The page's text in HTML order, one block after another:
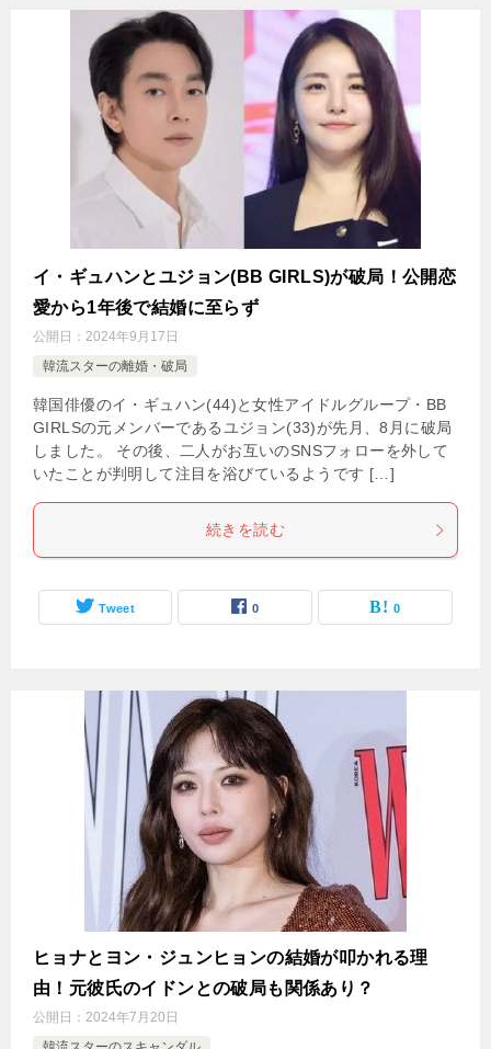
イ・ギュハンとユジョン(BB GIRLS)が破局！公開恋
愛から1年後で結婚に至らず
公開日： 2024年9月17日
韓流スターの離婚・破局
韓国俳優のイ・ギュハン(44)と女性アイドルグループ・BB
GIRLSの元メンバーであるユジョン(33)が先月、8月に破局
しました。 その後、二人がお互いのSNSフォローを外して
いたことが判明して注目を浴びているようです […]
続きを読む
Tweet 0 0
ヒョナとヨン・ジュンヒョンの結婚が叩かれる理
由！元彼氏のイドンとの破局も関係あり？
公開日： 2024年7月20日